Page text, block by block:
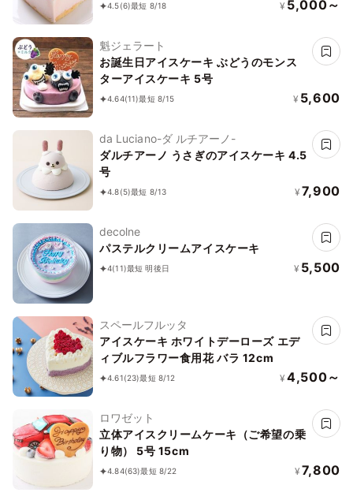
4.5(6)最短 8/18 ¥ 5,000～
魁ジェラート
お誕生日アイスケーキ ぶどうのモンス
ターアイスケーキ 5号
4.64(11)最短 8/15 ¥ 5,600
da Luciano-ダ ルチアーノ-
ダルチアーノ うさぎのアイスケーキ 4.5
号
4.8(5)最短 8/13 ¥ 7,900
decolne
パステルクリームアイスケーキ
4(11)最短 明後日 ¥ 5,500
スペールフルッタ
アイスケーキ ホワイトデーローズ エデ
ィブルフラワー食用花 バラ 12cm
4.61(23)最短 8/12 ¥ 4,500～
ロワゼット
立体アイスクリームケーキ（ご希望の乗
り物） 5号 15cm
4.84(63)最短 8/22 ¥ 7,800